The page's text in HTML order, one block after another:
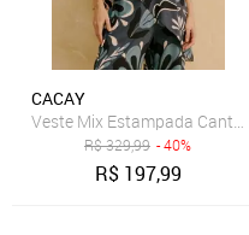
CACAY
Veste Mix Estampada Cantuta
R$329,99 - 40%
R$ 197,99